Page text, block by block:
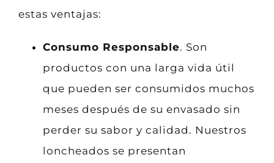
estas ventajas:
Consumo Responsable. Son
productos con una larga vida útil
que pueden ser consumidos muchos
meses después de su envasado sin
perder su sabor y calidad. Nuestros
loncheados se presentan